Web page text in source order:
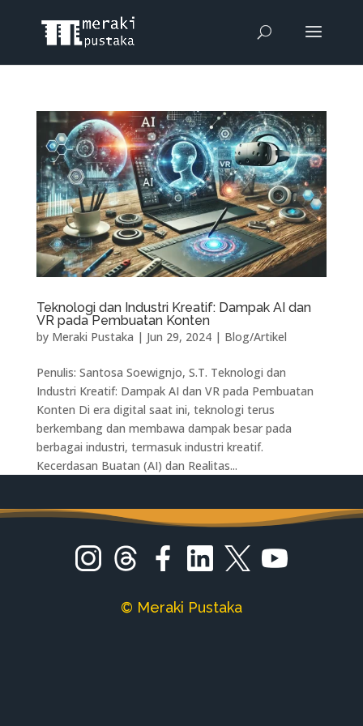
Teknologi dan Industri Kreatif: Dampak AI dan
VR pada Pembuatan Konten
by Meraki Pustaka | Jun 29, 2024| Blog/Artikel
Penulis: Santosa Soewignjo, S.T. Teknologi dan
Industri Kreatif: Dampak AI dan VR pada Pembuatan
Konten Di era digital saat ini, teknologi terus
berkembang dan membawa dampak besar pada
berbagai industri, termasuk industri kreatif.
Kecerdasan Buatan (AI) dan Realitas...
© Meraki Pustaka